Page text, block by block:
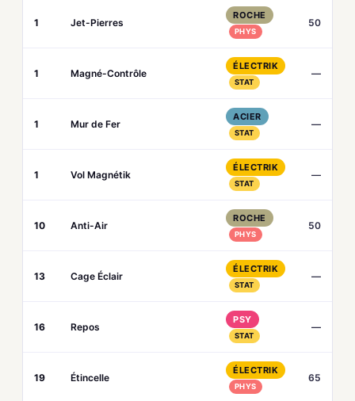
1 Jet-Pierres
ROCHE
PHYS
50
1 Magné-Contrôle
ÉLECTRIK
STAT
—
1 Mur de Fer
ACIER
STAT
—
1 Vol Magnétik
ÉLECTRIK
STAT
—
10 Anti-Air
ROCHE
PHYS
50
13 Cage Éclair
ÉLECTRIK
STAT
—
16 Repos
PSY
STAT
—
19 Étincelle
ÉLECTRIK
PHYS
65